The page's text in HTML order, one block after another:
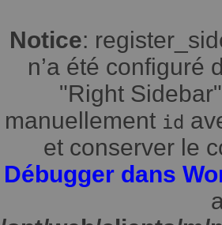
Notice:
n’a été configuré
"Right
manuellement id
et conserver le
Débugger dans